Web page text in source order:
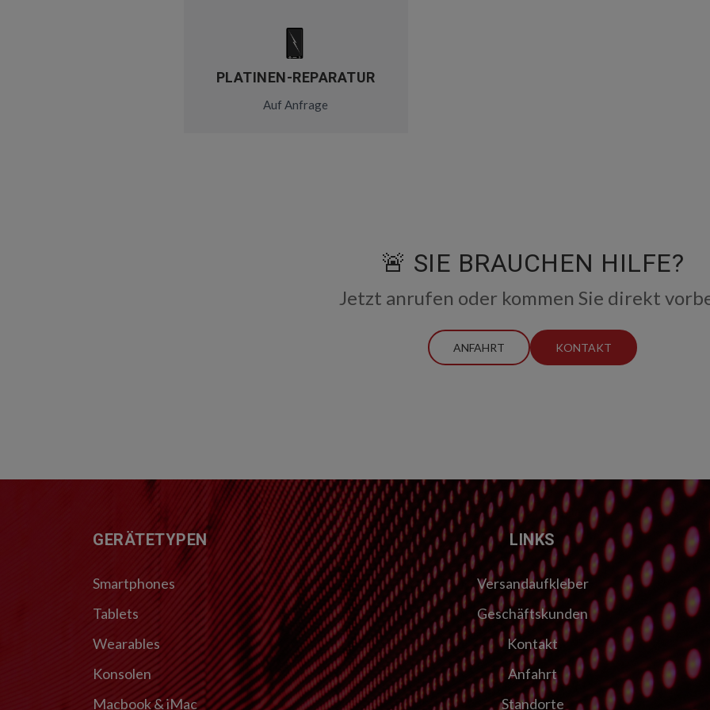
PLATINEN-REPARATUR
Auf Anfrage
🚨 SIE BRAUCHEN HILFE?
Jetzt anrufen oder kommen Sie direkt
ANFAHRT KONTAKT
FUSSZEILEGERÄTETYPEN
Smartphones
Tablets
Wearables
Konsolen
Macbook & iMac
LINKS
Versandaufkleber
Geschäftskunden
Kontakt
Anfahrt
Standorte